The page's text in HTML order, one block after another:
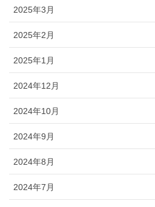
2025年3月
2025年2月
2025年1月
2024年12月
2024年10月
2024年9月
2024年8月
2024年7月